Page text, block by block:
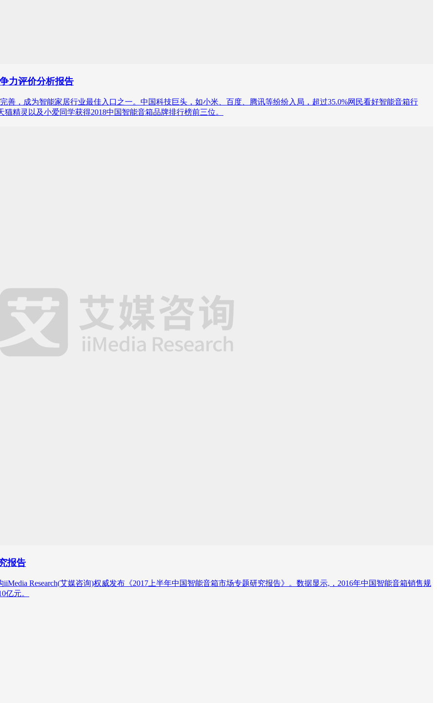
力评价分析报告
善，成为智能家居行业最佳入口之一。中国科技巨头，如小米、百度、腾讯等纷纷入局，超过35.0%网民看好智能音箱行
精灵以及小爱同学获得2018中国智能音箱品牌排行榜前三位。
报告
Research(艾媒咨询)权威发布《2017上半年中国智能音箱市场专题研究报告》。数据显示,，2016年中国智能音箱销售规
亿元。